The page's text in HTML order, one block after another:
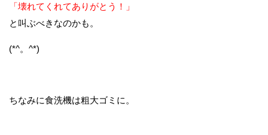
「壊れてくれてありがとう！」
と叫ぶべきなのかも。
(*^。^*)
ちなみに食洗機は粗大ゴミに。